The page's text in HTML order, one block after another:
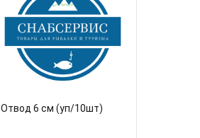
Отвод 6 см (уп/10шт)